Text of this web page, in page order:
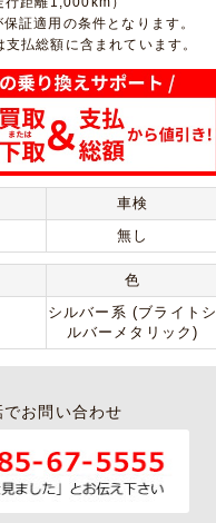
証適用の条件となります。
払総額に含まれています。
車検
無し
色
シルバー系 (ブライトシ
ルバーメタリック)
でお問い合わせ